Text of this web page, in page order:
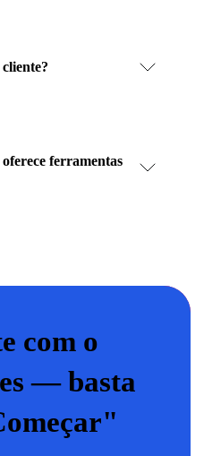
ferramentas
com o
— basta